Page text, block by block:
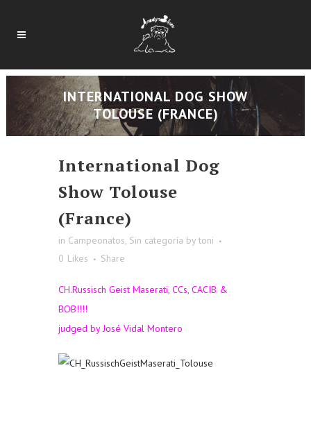
INTERNATIONAL DOG SHOW
TOLOUSE (FRANCE)
International Dog
Show Tolouse
(France)
in Campeonatos, Sin categoría by toni
0 Likes Share
CH.Russisch Geist Maserati, CCs, CACIB &
BOB!!!!
judged by José Vidal Montero